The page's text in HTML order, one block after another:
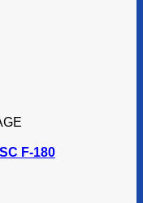
F-180